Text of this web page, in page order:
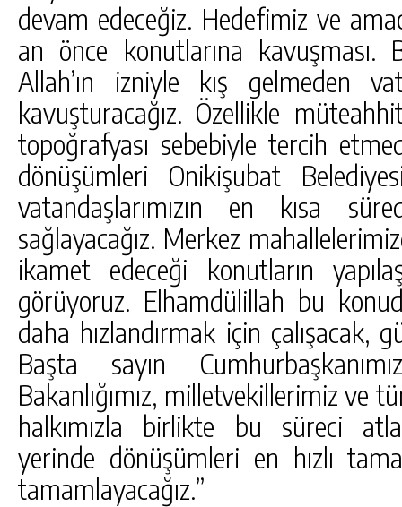
devam edeceğiz. Hedefimiz ve
an önce konutlarına kavuşması.
Allah’ın izniyle kış gelmeden
kavuşturacağız. Özellikle
topoğrafyası sebebiyle tercih
dönüşümleri Onikişubat
vatandaşlarımızın en kısa
sağlayacağız. Merkez
ikamet edeceği konutların
görüyoruz. Elhamdülillah bu
daha hızlandırmak için çalışacak,
Başta sayın
Bakanlığımız, milletvekillerimiz ve
halkımızla birlikte bu süreci
yerinde dönüşümleri en hızlı
tamamlayacağız.”